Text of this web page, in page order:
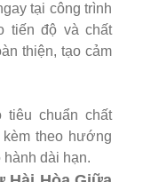
tại công trình
tiến độ và chất
thiện, tạo cảm
tiêu chuẩn chất
theo hướng
dài hạn.